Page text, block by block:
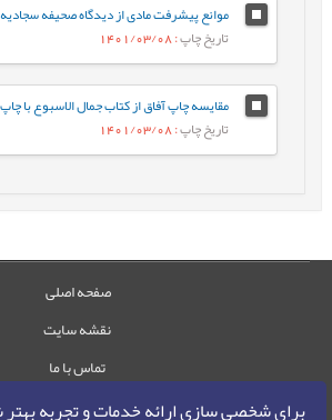
برای شخصی سازی ارائه خدمات و تجربه بهتر
موانع پیشرفت مادی از دیدگاه صحیفه سجادیه
تاریخ چاپ: 1401/03/08
تاریخ چاپ: 1401/03/08
صفحه اصلی
نقشه سایت
تماس با ما